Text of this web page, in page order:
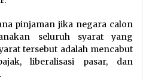
pinjaman jika negara calon
seluruh syarat yang
tersebut adalah mencabut
liberalisasi pasar, dan